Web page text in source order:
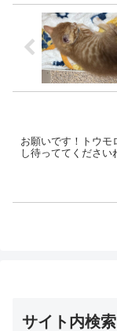
お願いです！トウモ
し待っててください
サイト内検索